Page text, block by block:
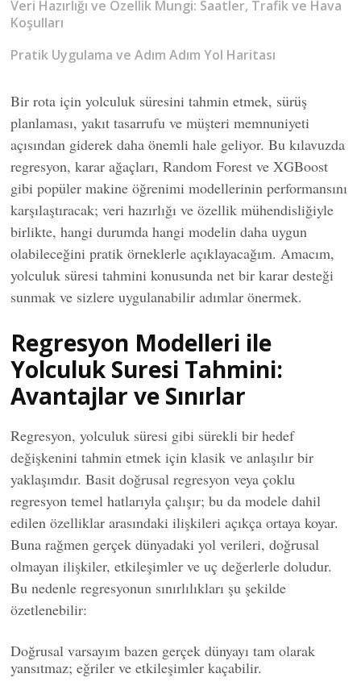
Veri Hazırlığı ve Özellik Mungi: Saatler, Trafik ve Hava
Koşulları
Pratik Uygulama ve Adım Adım Yol Haritası
Bir rota için yolculuk süresini tahmin etmek, sürüş
planlaması, yakıt tasarrufu ve müşteri memnuniyeti
açısından giderek daha önemli hale geliyor. Bu kılavuzda
regresyon, karar ağaçları, Random Forest ve XGBoost
gibi popüler makine öğrenimi modellerinin performansını
karşılaştıracak; veri hazırlığı ve özellik mühendisliğiyle
birlikte, hangi durumda hangi modelin daha uygun
olabileceğini pratik örneklerle açıklayacağım. Amacım,
yolculuk süresi tahmini konusunda net bir karar desteği
sunmak ve sizlere uygulanabilir adımlar önermek.
Regresyon Modelleri ile
Yolculuk Suresi Tahmini:
Avantajlar ve Sınırlar
Regresyon, yolculuk süresi gibi sürekli bir hedef
değişkenini tahmin etmek için klasik ve anlaşılır bir
yaklaşımdır. Basit doğrusal regresyon veya çoklu
regresyon temel hatlarıyla çalışır; bu da modele dahil
edilen özelliklar arasındaki ilişkileri açıkça ortaya koyar.
Buna rağmen gerçek dünyadaki yol verileri, doğrusal
olmayan ilişkiler, etkileşimler ve uç değerlerle doludur.
Bu nedenle regresyonun sınırlılıkları şu şekilde
özetlenebilir:
Doğrusal varsayım bazen gerçek dünyayı tam olarak
yansıtmaz; eğriler ve etkileşimler kaçabilir.